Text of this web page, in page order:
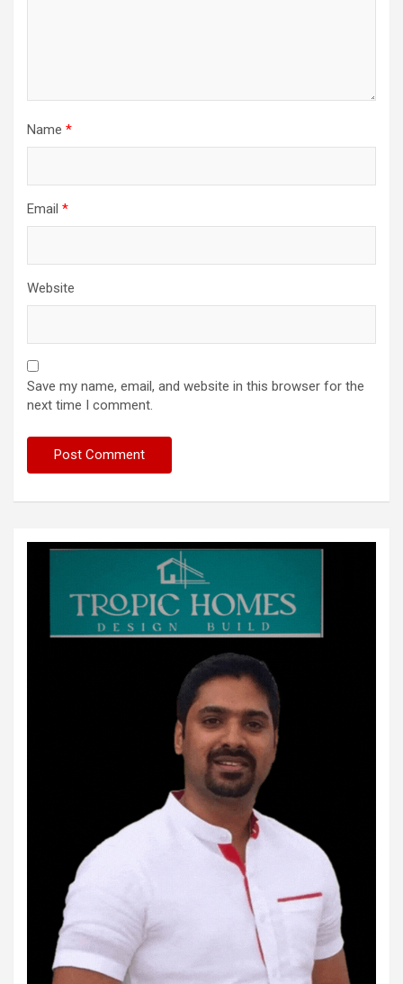
Name *
Email *
Website
Save my name, email, and website in this browser for the
next time I comment.